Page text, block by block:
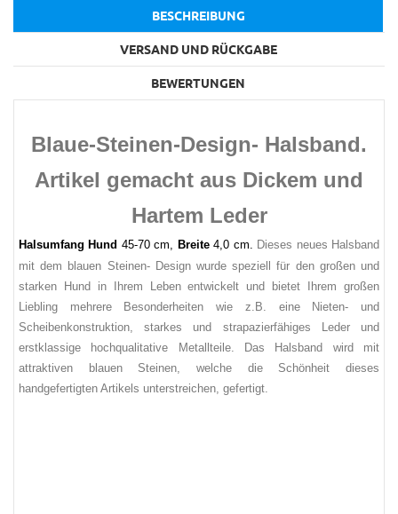
BESCHREIBUNG
VERSAND UND RÜCKGABE
BEWERTUNGEN
Blaue-Steinen-Design- Halsband.
Artikel gemacht aus Dickem und
Hartem Leder
Halsumfang Hund 45-70 cm, Breite4,0 cm.
Dieses neues Halsband
mit dem blauen Steinen- Design wurde speziell für den großen und
starken Hund in Ihrem Leben entwickelt und bietet Ihrem großen
Liebling mehrere Besonderheiten wie z.B. eine Nieten- und
Scheibenkonstruktion, starkes und strapazierfähiges Leder und
erstklassige hochqualitative Metallteile. Das Halsband wird mit
attraktiven blauen Steinen, welche die Schönheit dieses
handgefertigten Artikels unterstreichen, gefertigt.